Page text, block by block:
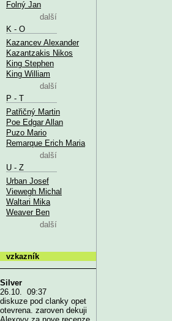
Folný Jan
další
K - O
Kazancev Alexander
Kazantzakis Nikos
King Stephen
King William
další
P - T
Patřičný Martin
Poe Edgar Allan
Puzo Mario
Remarque Erich Maria
další
U - Z
Urban Josef
Viewegh Michal
Waltari Mika
Weaver Ben
další
vzkazník
Silver
26.10. 09:37
diskuze pod clanky opet
otevrena. zaroven dekuji